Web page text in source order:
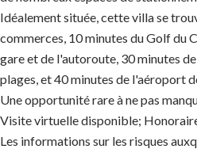
Idéalement située, cette villa se
commerces, 10 minutes du Golf du
gare et de l'autoroute, 30 minutes
plages, et 40 minutes de l'aéroport
Une opportunité rare à ne pas
Visite virtuelle disponible;
Les informations sur les risques